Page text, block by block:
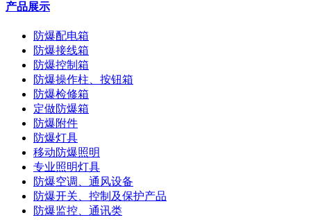
产品展示
防爆配电箱
防爆接线箱
防爆控制箱
防爆操作柱、按钮箱
防爆检修箱
定做防爆箱
防爆附件
防爆灯具
移动防爆照明
专业照明灯具
防爆空调、通风设备
防爆开关、控制及保护产品
防爆监控、通讯类